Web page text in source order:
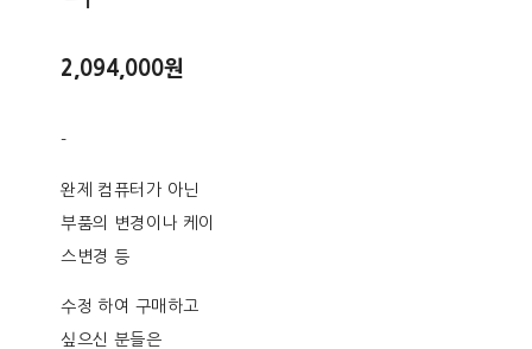
2,094,000원
-
완제 컴퓨터가 아닌
부품의 변경이나 케이
스변경 등
수정 하여 구매하고
싶으신 분들은